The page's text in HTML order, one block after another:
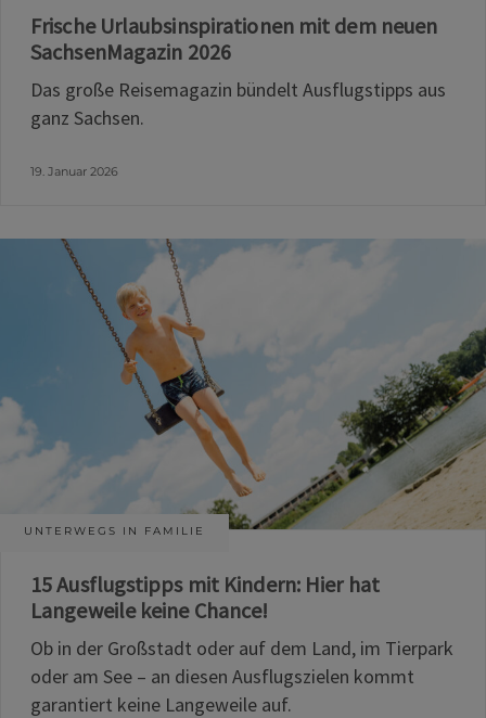
Frische Urlaubsinspirationen mit dem neuen
SachsenMagazin 2026
Das große Reisemagazin bündelt Ausflugstipps aus
ganz Sachsen.
19. Januar 2026
UNTERWEGS IN FAMILIE
15 Ausflugstipps mit Kindern: Hier hat
Langeweile keine Chance!
Ob in der Großstadt oder auf dem Land, im Tierpark
oder am See – an diesen Ausflugszielen kommt
garantiert keine Langeweile auf.